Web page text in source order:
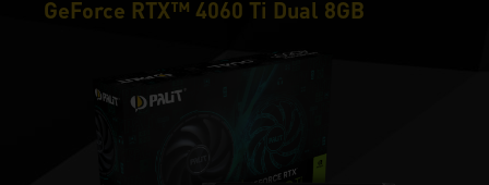
GeForce RTX™ 4060 Ti Dual 8GB